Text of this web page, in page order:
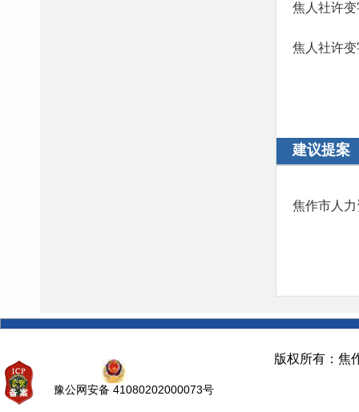
焦人社许
焦人社许
建议提案
焦作市人
豫公网安备 41080202000073号
版权所有：焦